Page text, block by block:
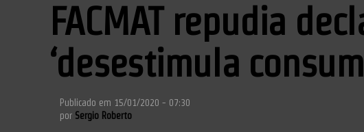
FACMAT repudia
‘desestimula
Publicado em 15/01/2020 - 07:30
por Sergio Roberto